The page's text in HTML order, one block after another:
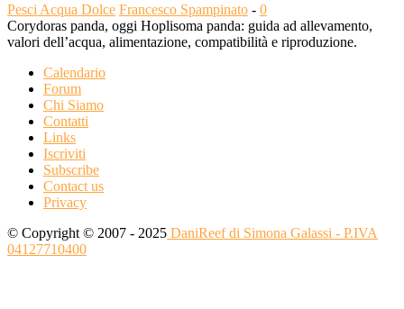
Pesci Acqua Dolce Francesco Spampinato - 0
Corydoras panda, oggi Hoplisoma panda: guida ad allevamento,
valori dell’acqua, alimentazione, compatibilità e riproduzione.
Calendario
Forum
Chi Siamo
Contatti
Links
Iscriviti
Subscribe
Contact us
Privacy
© Copyright © 2007 - 2025 DaniReef di Simona Galassi - P.IVA
04127710400